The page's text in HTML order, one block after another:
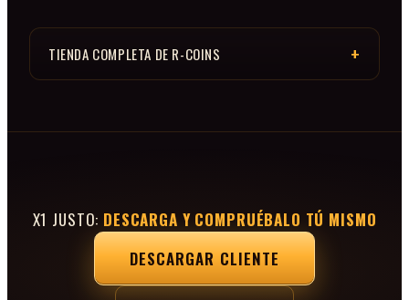
TIENDA COMPLETA DE R-COINS
X1 JUSTO: DESCARGA Y COMPRUÉBALO TÚ MISMO
DESCARGAR CLIENTE